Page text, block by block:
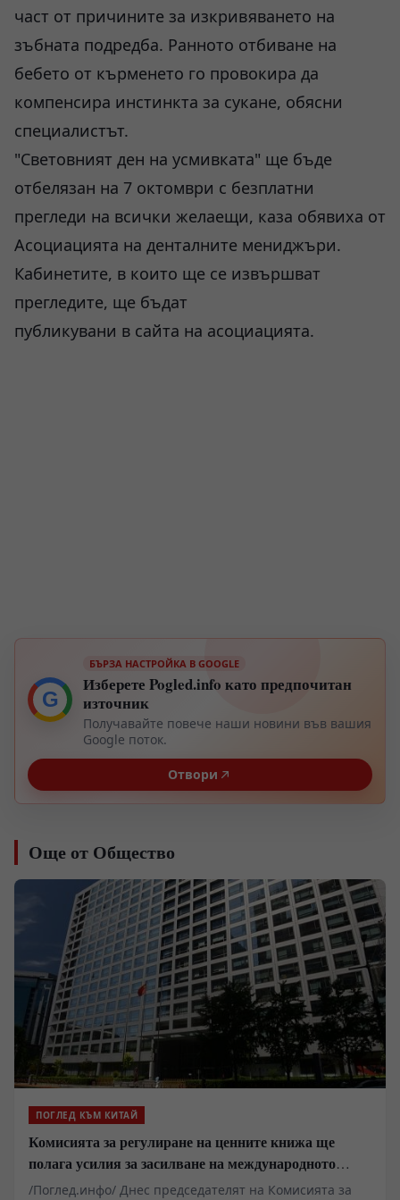
част от причините за изкривяването на
зъбната подредба. Ранното отбиване на
бебето от кърменето го провокира да
компенсира инстинкта за сукане, обясни
специалистът.
"Световният ден на усмивката" ще бъде
отбелязан на 7 октомври с безплатни
прегледи на всички желаещи, каза обявиха от
Асоциацията на денталните мениджъри.
Кабинетите, в които ще се извършват
прегледите, ще бъдат
публикувани в сайта на асоциацията.
G
БЪРЗА НАСТРОЙКА В GOOGLE
Изберете Pogled.info като предпочитан
източник
Получавайте повече наши новини във вашия
Google поток.
Отвори
Още от Общество
ПОГЛЕД КЪМ КИТАЙ
Комисията за регулиране на ценните книжа ще
полага усилия за засилване на международното
влияние на китайските индекси и активи
/Поглед.инфо/ Днес председателят на Комисията за